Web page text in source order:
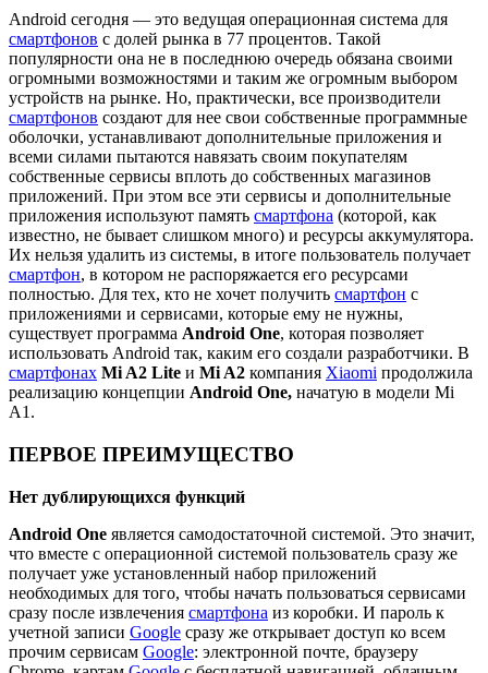
Android сегодня — это ведущая операционная система для
смартфонов с долей рынка в 77 процентов. Такой
популярности она не в последнюю очередь обязана своими
огромными возможностями и таким же огромным выбором
устройств на рынке. Но, практически, все производители
смартфонов создают для нее свои собственные программные
оболочки, устанавливают дополнительные приложения и
всеми силами пытаются навязать своим покупателям
собственные сервисы вплоть до собственных магазинов
приложений. При этом все эти сервисы и дополнительные
приложения используют память смартфона (которой, как
известно, не бывает слишком много) и ресурсы аккумулятора.
Их нельзя удалить из системы, в итоге пользователь получает
смартфон, в котором не распоряжается его ресурсами
полностью. Для тех, кто не хочет получить смартфон с
приложениями и сервисами, которые ему не нужны,
существует программа Android One, которая позволяет
использовать Android так, каким его создали разработчики. В
смартфонах Mi A2 Lite и Mi A2 компания Xiaomi продолжила
реализацию концепции Android One, начатую в модели Mi
A1.
ПЕРВОЕ ПРЕИМУЩЕСТВО
Нет дублирующихся функций
Android One является самодостаточной системой. Это значит,
что вместе с операционной системой пользователь сразу же
получает уже установленный набор приложений
необходимых для того, чтобы начать пользоваться сервисами
сразу после извлечения смартфона из коробки. И пароль к
учетной записи Google сразу же открывает доступ ко всем
прочим сервисам Google: электронной почте, браузеру